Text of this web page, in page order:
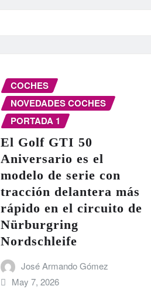
COCHES
NOVEDADES COCHES
PORTADA 1
El Golf GTI 50
Aniversario es el
modelo de serie con
tracción delantera más
rápido en el circuito de
Nürburgring
Nordschleife
José Armando Gómez
May 7, 2026